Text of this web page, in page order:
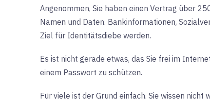
Angenommen, Sie haben einen Vertrag über
Namen und Daten. Bankinformationen,
Ziel für Identitätsdiebe werden.
Es ist nicht gerade etwas, das Sie frei im
einem Passwort zu schützen.
Für viele ist der Grund einfach. Sie wissen